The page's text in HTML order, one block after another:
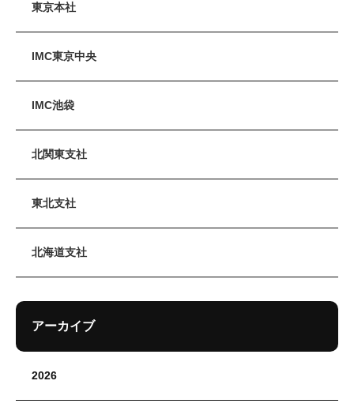
東京本社
IMC東京中央
IMC池袋
北関東支社
東北支社
北海道支社
アーカイブ
2026